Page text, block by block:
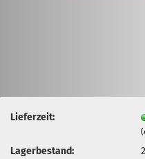
Lieferzeit:
Lagerbestand: